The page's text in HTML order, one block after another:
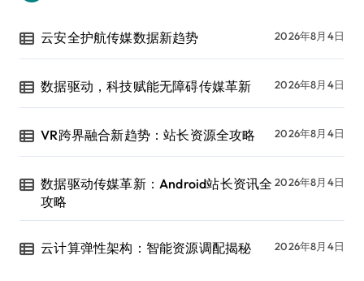
云安全护航传媒数据新趋势 2026年8月4日
数据驱动，科技赋能无障碍传媒革新 2026年8月4日
VR跨界融合新趋势：站长资源全攻略 2026年8月4日
数据驱动传媒革新：Android站长资讯全
攻略
2026年8月4日
云计算弹性架构：智能资源调配揭秘 2026年8月4日